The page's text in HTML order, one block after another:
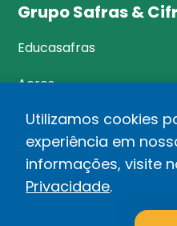
Grupo Safras &
Educasafras
Acres
Relatório de
Política
Utilizamos cookies
experiência em
informações, visite
Privacidade.